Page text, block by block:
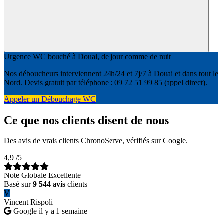
Urgence WC bouché à Douai, de jour comme de nuit
Nos déboucheurs interviennent 24h/24 et 7j/7 à Douai et dans tout le
Nord. Devis gratuit par téléphone : 09 72 51 99 85 (appel direct).
Appeler un Débouchage WC
Ce que nos clients disent de nous
Des avis de vrais clients ChronoServe, vérifiés sur Google.
4,9 /5
Note Globale Excellente
Basé sur9 544 avis clients
V
Vincent Rispoli
Google il y a 1 semaine